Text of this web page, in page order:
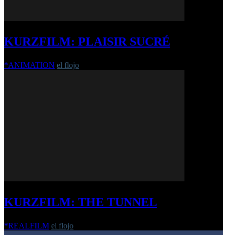
KURZFILM: PLAISIR SUCRÉ
*ANIMATION el flojo
KURZFILM: THE TUNNEL
*REALFILM el flojo